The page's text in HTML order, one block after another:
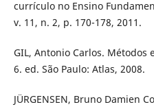
currículo no Ensino
v. 11, n. 2, p. 170-178, 2011.
GIL, Antonio Carlos. Métodos
6. ed. São Paulo: Atlas, 2008.
JÜRGENSEN, Bruno Damien